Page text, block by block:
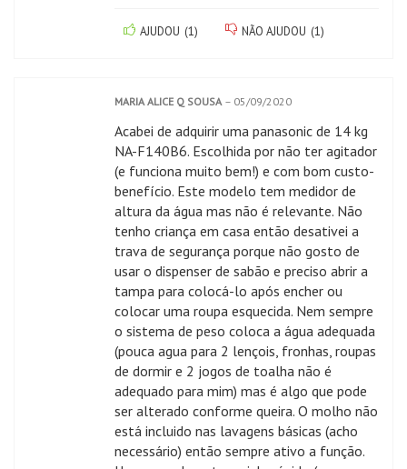
AJUDOU (1) NÃO AJUDOU (1)
MARIA ALICE Q SOUSA – 05/09/2020
Acabei de adquirir uma panasonic de 14 kg
NA-F140B6. Escolhida por não ter agitador
(e funciona muito bem!) e com bom custo-
benefício. Este modelo tem medidor de
altura da água mas não é relevante. Não
tenho criança em casa então desativei a
trava de segurança porque não gosto de
usar o dispenser de sabão e preciso abrir a
tampa para colocá-lo após encher ou
colocar uma roupa esquecida. Nem sempre
o sistema de peso coloca a água adequada
(pouca agua para 2 lençois, fronhas, roupas
de dormir e 2 jogos de toalha não é
adequado para mim) mas é algo que pode
ser alterado conforme queira. O molho não
está incluido nas lavagens básicas (acho
necessário) então sempre ativo a função.